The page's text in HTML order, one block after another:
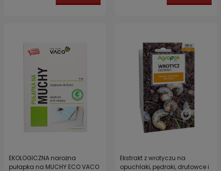
EKOLOGICZNA narożna
pułapka na MUCHY ECO VACO
Ekstrakt z wrotyczu na
opuchlaki, pędraki, drutowce i